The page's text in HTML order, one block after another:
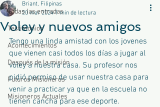
Todas las entradas
Testimonios
Acontecimientos
Después de la misión
Futuros Misioneros
Misioneros Actuales
Voley y nuevos amigos
Briant, Filipinas
20 mar 2024 1 min de lectura
Tengo una linda amistad con los jovenes
que vienen casi todos los días a jugar al
vóley a nuestra casa. Su profesor nos
pidió permiso de usar nuestra casa para
venir a practicar ya que en la escuela no
tienen cancha para ese deporte.